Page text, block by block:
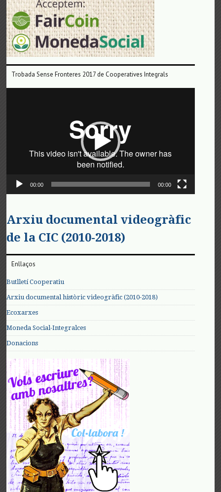
Trobada Sense Fronteres 2017 de Cooperatives Integrals
00:00 00:00
Arxiu documental videogràfic
de la CIC (2010-2018)
Enllaços
Butlletí Cooperatiu
Arxiu documental històric videogràfic (2010-2018)
Ecoxarxes
Moneda Social-Integralces
Donacions